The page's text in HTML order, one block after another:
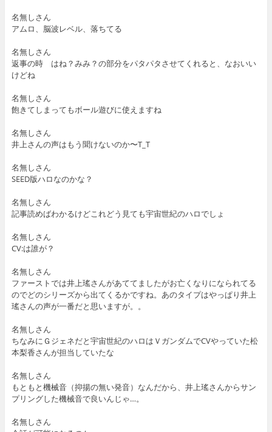
名無しさん
アムロ、脳波レベル、落ちてる
名無しさん
返事の時 はね？みみ？の部分をパタパタさせてくれると、なおいい
けどね
名無しさん
飽きてしまってもボール遊びに使えますね
名無しさん
井上さんの声はもう聞けないのか〜T_T
名無しさん
SEED版ハロなのかな？
名無しさん
記事読めばわかるけどこれどう見ても宇宙世紀のハロでしょ
名無しさん
CV:は誰が？
名無しさん
ファーストでは井上瑤さんがあててましたがお亡くなりになられてる
のでどのシリーズから出てくるかですね。あのタイプはやっぱり井上
瑤さんの声が一番だと思いますが。。
名無しさん
ちなみにＧジェネだと宇宙世紀のハロはＶガンダムでCVやっていた松
本梨香さんが担当していたな
名無しさん
もともと機械音（抑揚の無い発音）なんだから、井上瑤さんからサン
プリングした機械音で良いんじゃ…。
名無しさん